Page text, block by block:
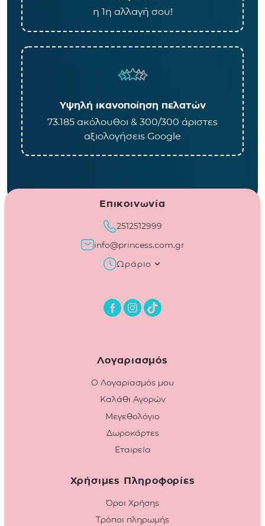
η 1η αλλαγή σου!
Υψηλή ικανοποίηση πελατών
73.185 ακόλουθοι & 300/300 άριστες
αξιολογήσεις Google
Επικοινωνία
2512512999
info@princess.com.gr
Ωράριο
Λογαριασμός
Ο Λογαριασμός μου
Καλάθι Αγορών
Μεγεθολόγιο
Δωροκάρτες
Εταιρεία
Χρήσιμες Πληροφορίες
Όροι Χρήσης
Τρόποι πληρωμής